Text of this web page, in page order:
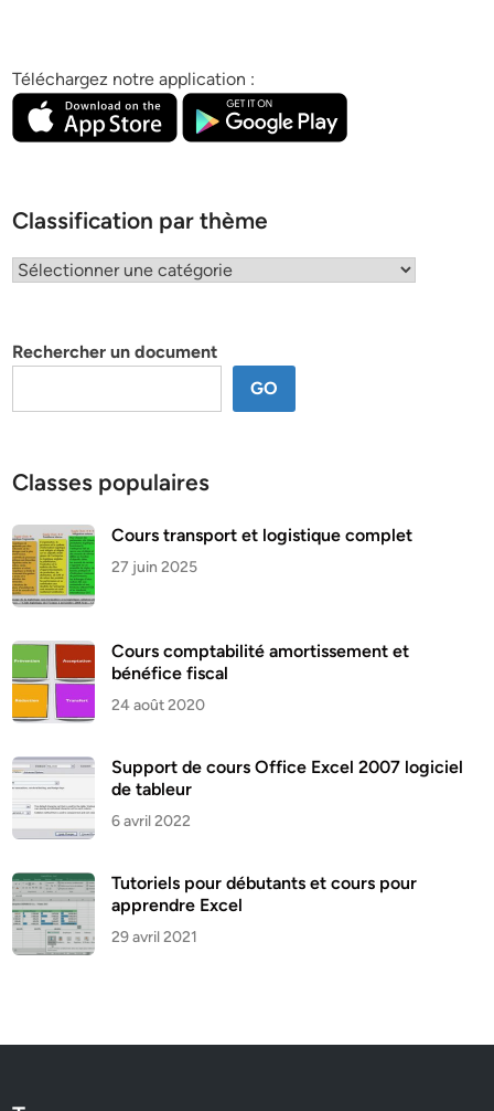
Téléchargez notre application :
Classification par thème
Classification
Rechercher un document
GO
Classes populaires
Cours transport et logistique complet
27 juin 2025
Cours comptabilité amortissement et
bénéfice fiscal
24 août 2020
Support de cours Office Excel 2007 logiciel
de tableur
6 avril 2022
Tutoriels pour débutants et cours pour
apprendre Excel
29 avril 2021